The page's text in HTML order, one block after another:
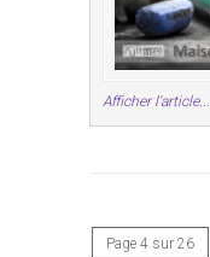
Afficher l'article...
Page 4 sur 26